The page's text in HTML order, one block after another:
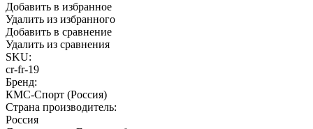
Добавить в избранное
Удалить из избранного
Добавить в сравнение
Удалить из сравнения
SKU:
cr-fr-19
Бренд:
КМС-Спорт (Россия)
Страна производитель:
Россия